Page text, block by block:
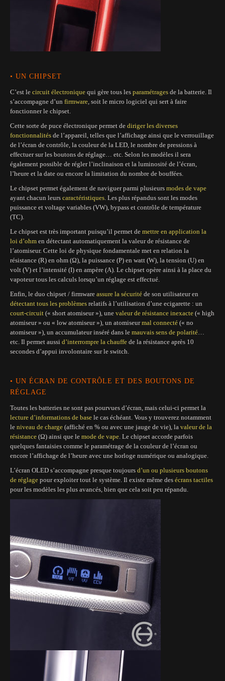
• UN CHIPSET
C’est le circuit électronique qui gère tous les paramétrages de la batterie. Il
s’accompagne d’un firmware, soit le micro logiciel qui sert à faire
fonctionner le chipset.
Cette sorte de puce électronique permet de diriger les diverses
fonctionnalités de l’appareil, telles que l’affichage ainsi que le verrouillage
de l’écran de contrôle, la couleur de la LED, le nombre de pressions à
effectuer sur les boutons de réglage… etc. Selon les modèles il sera
également possible de régler l’inclinaison et la luminosité de l’écran,
l’heure et la date ou encore la limitation du nombre de bouffées.
Le chipset permet également de naviguer parmi plusieurs modes de vape
ayant chacun leurs caractéristiques. Les plus répandus sont les modes
puissance et voltage variables (VW), bypass et contrôle de température
(TC).
Le chipset est très important puisqu’il permet de mettre en application la
loi d’ohm en détectant automatiquement la valeur de résistance de
l’atomiseur. Cette loi de physique fondamentale met en relation la
résistance (R) en ohm (Ω), la puissance (P) en watt (W), la tension (U) en
volt (V) et l’intensité (I) en ampère (A). Le chipset opère ainsi à la place du
vapoteur tous les calculs lorsqu’un réglage est effectué.
Enfin, le duo chipset / firmware assure la sécurité de son utilisateur en
détectant tous les problèmes relatifs à l’utilisation d’une ecigarette : un
court-circuit (« short atomiseur »), une valeur de résistance inexacte (« high
atomiseur » ou « low atomiseur »), un atomiseurmal connecté (« no
atomiseur »), un accumulateur inséré dans le mauvais sens de polarité…
etc. Il permet aussi d’interrompre la chauffe de la résistance après 10
secondes d’appui involontaire sur le switch.
• UN ÉCRAN DE CONTRÔLE ET DES BOUTONS DE
RÉGLAGE
Toutes les batteries ne sont pas pourvues d’écran, mais celui-ci permet la
lecture d’informations de base le cas échéant. Vous y trouverez notamment
le niveau de charge (affiché en % ou avec une jauge de vie), la valeur de la
résistance (Ω) ainsi que le mode de vape. Le chipset accorde parfois
quelques fantaisies comme le paramétrage de la couleur de l’écran ou
encore l’affichage de l’heure avec une horloge numérique ou analogique.
L’écran OLED s’accompagne presque toujours d’un ou plusieurs boutons
de réglage pour exploiter tout le système. Il existe même des écrans tactiles
pour les modèles les plus avancés, bien que cela soit peu répandu.